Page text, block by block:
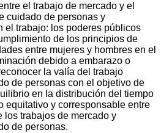
el trabajo de mercado y el
cuidado de personas y
el trabajo: los poderes públicos
de los principios de
entre mujeres y hombres en el
debido a embarazo o
la valía del trabajo
de personas con el objetivo de
en la distribución del tiempo
equitativo y corresponsable entre
los trabajos de mercado y
de personas.